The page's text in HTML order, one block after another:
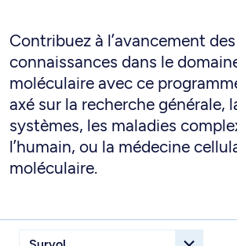
Contribuez à l’avancement des
connaissances dans le
moléculaire avec ce
axé sur la recherche générale,
systèmes, les maladies
l’humain, ou la médecine
moléculaire.